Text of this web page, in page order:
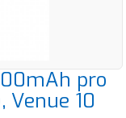
pro
Venue 10